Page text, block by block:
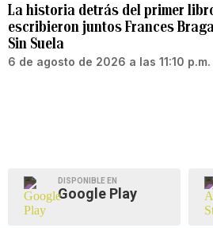
La historia detrás del primer
escribieron juntos Frances
Sin Suela
6 de agosto de 2026 a las 11:10 p.m.
DISPONIBLE EN
Google Play